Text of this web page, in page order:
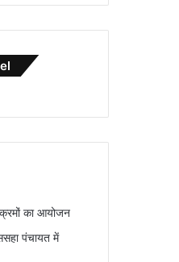
का आयोजन
पंचायत में